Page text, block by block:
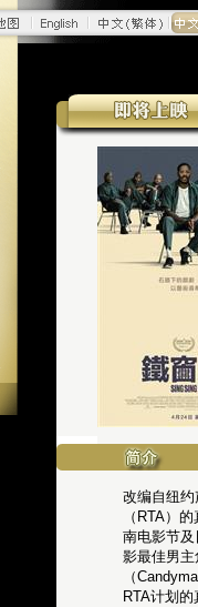
改编自纽
（RTA）
南电影节
影最佳男
（
RTA计划